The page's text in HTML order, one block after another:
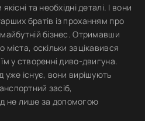
та необхідні деталі. І вони
братів із проханням про
бізнес. Отримавши
міста, оскільки зацікавився
у створенні диво-двигуна.
уже існує, вони вирішують
засіб,
не лише за допомогою